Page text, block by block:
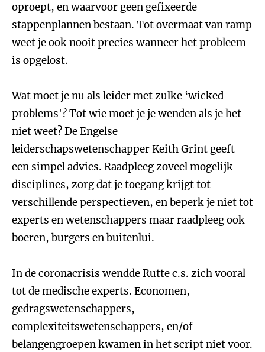
oproept, en waarvoor geen gefixeerde
stappenplannen bestaan. Tot overmaat van ramp
weet je ook nooit precies wanneer het probleem
is opgelost.
Wat moet je nu als leider met zulke ‘wicked
problems'? Tot wie moet je je wenden als je het
niet weet? De Engelse
leiderschapswetenschapper Keith Grint geeft
een simpel advies. Raadpleeg zoveel mogelijk
disciplines, zorg dat je toegang krijgt tot
verschillende perspectieven, en beperk je niet tot
experts en wetenschappers maar raadpleeg ook
boeren, burgers en buitenlui.
In de coronacrisis wendde Rutte c.s. zich vooral
tot de medische experts. Economen,
gedragswetenschappers,
complexiteitswetenschappers, en/of
belangengroepen kwamen in het script niet voor.